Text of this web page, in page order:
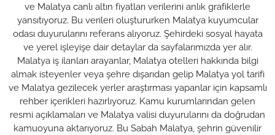
ve Malatya canlı altın fiyatları verilerini anlık grafiklerle
yansıtıyoruz. Bu verileri oluştururken Malatya kuyumcular
odası duyurularını referans alıyoruz. Şehirdeki sosyal hayata
ve yerel işleyişe dair detaylar da sayfalarımızda yer alır.
Malatya iş ilanları arayanlar, Malatya otelleri hakkında bilgi
almak isteyenler veya şehre dışarıdan gelip Malatya yol tarifi
ve Malatya gezilecek yerler araştırması yapanlar için kapsamlı
rehber içerikleri hazırlıyoruz. Kamu kurumlarından gelen
resmi açıklamaları ve Malatya valisi duyurularını da doğrudan
kamuoyuna aktarıyoruz. Bu Sabah Malatya, şehrin güvenilir